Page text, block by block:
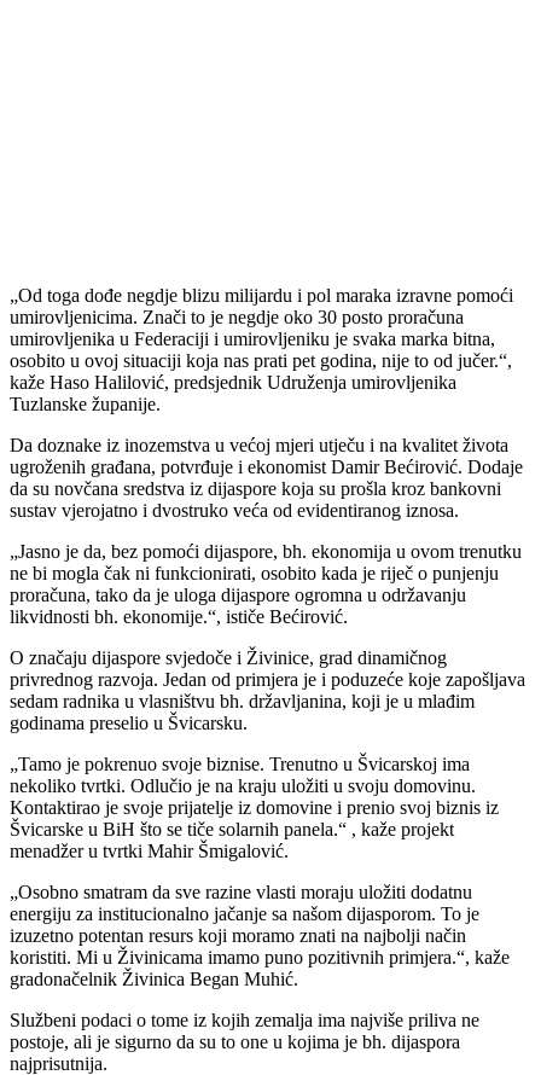
„Od toga dođe negdje blizu milijardu i pol maraka izravne pomoći
umirovljenicima. Znači to je negdje oko 30 posto proračuna
umirovljenika u Federaciji i umirovljeniku je svaka marka bitna,
osobito u ovoj situaciji koja nas prati pet godina, nije to od jučer.“,
kaže Haso Halilović, predsjednik Udruženja umirovljenika
Tuzlanske županije.
Da doznake iz inozemstva u većoj mjeri utječu i na kvalitet života
ugroženih građana, potvrđuje i ekonomist Damir Bećirović. Dodaje
da su novčana sredstva iz dijaspore koja su prošla kroz bankovni
sustav vjerojatno i dvostruko veća od evidentiranog iznosa.
„Jasno je da, bez pomoći dijaspore, bh. ekonomija u ovom trenutku
ne bi mogla čak ni funkcionirati, osobito kada je riječ o punjenju
proračuna, tako da je uloga dijaspore ogromna u održavanju
likvidnosti bh. ekonomije.“, ističe Bećirović.
O značaju dijaspore svjedoče i Živinice, grad dinamičnog
privrednog razvoja. Jedan od primjera je i poduzeće koje zapošljava
sedam radnika u vlasništvu bh. državljanina, koji je u mlađim
godinama preselio u Švicarsku.
„Tamo je pokrenuo svoje biznise. Trenutno u Švicarskoj ima
nekoliko tvrtki. Odlučio je na kraju uložiti u svoju domovinu.
Kontaktirao je svoje prijatelje iz domovine i prenio svoj biznis iz
Švicarske u BiH što se tiče solarnih panela.“ , kaže projekt
menadžer u tvrtki Mahir Šmigalović.
„Osobno smatram da sve razine vlasti moraju uložiti dodatnu
energiju za institucionalno jačanje sa našom dijasporom. To je
izuzetno potentan resurs koji moramo znati na najbolji način
koristiti. Mi u Živinicama imamo puno pozitivnih primjera.“, kaže
gradonačelnik Živinica Began Muhić.
Službeni podaci o tome iz kojih zemalja ima najviše priliva ne
postoje, ali je sigurno da su to one u kojima je bh. dijaspora
najprisutnija.